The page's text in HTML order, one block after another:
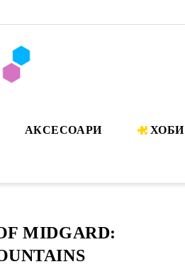
АКСЕСОАРИ ХОБИ
MIDGARD: